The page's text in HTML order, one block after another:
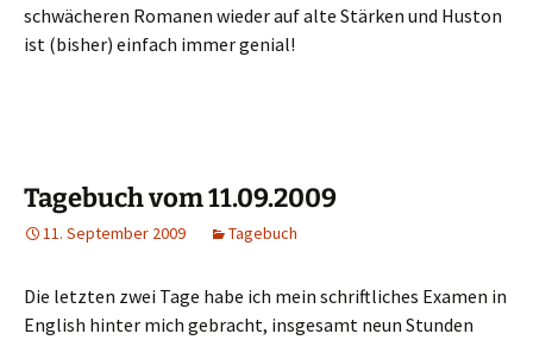
schwächeren Romanen wieder auf alte Stärken und Huston
ist (bisher) einfach immer genial!
Tagebuch vom 11.09.2009
11. September 2009 Tagebuch
Die letzten zwei Tage habe ich mein schriftliches Examen in
English hinter mich gebracht, insgesamt neun Stunden